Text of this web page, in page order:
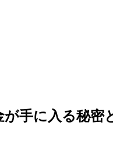
手に入る秘密